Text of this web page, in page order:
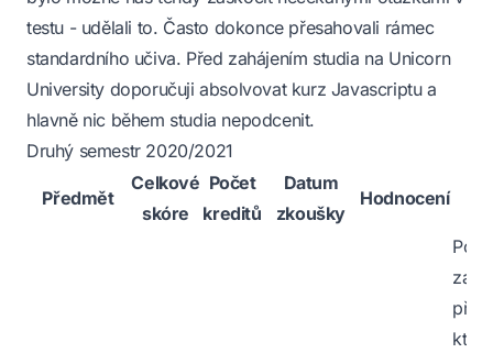
testu - udělali to. Často dokonce přesahovali rámec
standardního učiva. Před zahájením studia na Unicorn
University doporučuji absolvovat kurz Javascriptu a
hlavně nic během studia nepodcenit.
Druhý semestr 2020/2021
Předmět
Celkové
skóre
Počet
kreditů
Datum
zkoušky
Hodnocení